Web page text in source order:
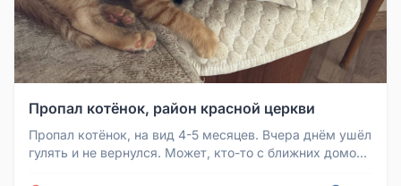
Пропал котёнок, район красной церкви
Пропал котёнок, на вид 4-5 месяцев. Вчера днём ушёл
гулять и не вернулся. Может, кто-то с ближних домов